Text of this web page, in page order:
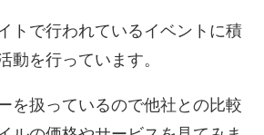
トで行われているイベントに積
動を行っています。
を扱っているので他社との比較